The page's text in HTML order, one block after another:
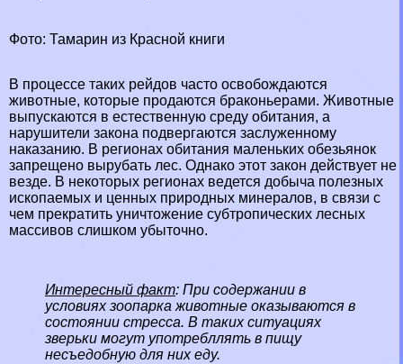
Фото: Тамарин из Красной книги
В процессе таких рейдов часто освобождаются
животные, которые продаются бpaконьерами. Животные
выпускаются в естественную среду обитания, а
нарушители закона подвергаются заслуженному
наказанию. В регионах обитания маленьких обезьянок
запрещено вырубать лес. Однако этот закон действует не
везде. В некоторых регионах ведется добыча полезных
ископаемых и ценных природных минералов, в связи с
чем прекратить уничтожение субтропических лесных
массивов слишком убыточно.
Интересный факт: При содержании в
условиях зоопарка животные оказываются в
состоянии стресса. В таких ситуациях
зверьки могут употрeбллять в пищу
несъедобную для них еду.